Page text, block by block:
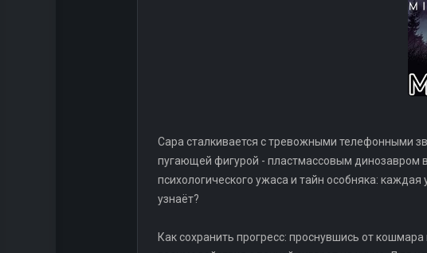
Сара сталкивается с тревожными телефонными
пугающей фигурой - пластмассовым динозавром
психологического ужаса и тайн особняка:
узнаёт?
Как сохранить прогресс: проснувшись от